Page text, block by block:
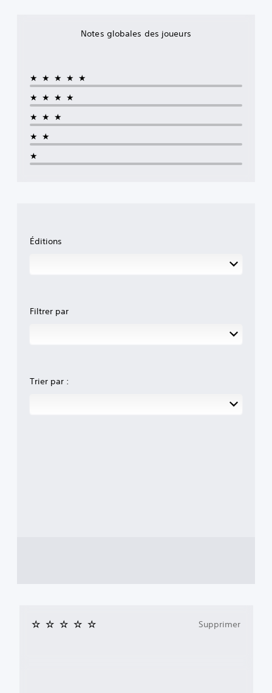
Notes globales des joueurs
★★★★★
★★★★
★★★
★★
★
Éditions
Filtrer par
Trier par :
Supprimer